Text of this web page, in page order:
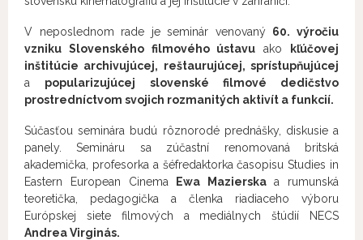
V neposlednom rade je seminár venovaný 60. výročiu
vzniku Slovenského filmového ústavu ako
kľúčovej
inštitúcie archivujúcej, reštaurujúcej, sprístupňujúcej
a popularizujúcej slovenské filmové dedičstvo
prostredníctvom svojich rozmanitých aktivít a funkcií.
Súčasťou seminára budú rôznorodé prednášky, diskusie a
panely. Semináru sa zúčastní renomovaná britská
akademička, profesorka a šéfredaktorka časopisu Studies in
Eastern European Cinema Ewa Mazierska a rumunská
teoretička, pedagogička a členka riadiaceho výboru
Európskej siete filmových a mediálnych štúdií NECS
Andrea Virginás.